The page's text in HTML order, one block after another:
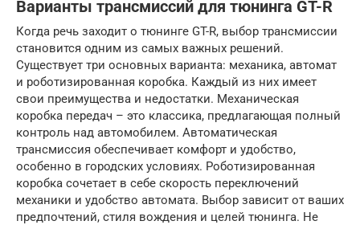
Варианты трансмиссий для тюнинга GT-R
Когда речь заходит о тюнинге GT-R, выбор трансмиссии
становится одним из самых важных решений.
Существует три основных варианта: механика, автомат
и роботизированная коробка. Каждый из них имеет
свои преимущества и недостатки. Механическая
коробка передач – это классика, предлагающая полный
контроль над автомобилем. Автоматическая
трансмиссия обеспечивает комфорт и удобство,
особенно в городских условиях. Роботизированная
коробка сочетает в себе скорость переключений
механики и удобство автомата. Выбор зависит от ваших
предпочтений, стиля вождения и целей тюнинга. Не